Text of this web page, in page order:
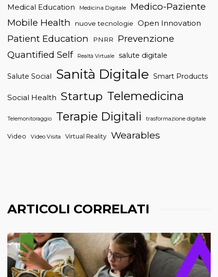
Medical Education Medicina Digitale
Medico-Paziente
Mobile Health
nuove tecnologie Open Innovation
Patient Education PNRR
Prevenzione
Quantified Self
Realtà Virtuale salute digitale
Salute Social Sanità Digitale Smart Products
Social Health Startup Telemedicina
Telemonitoraggio Terapie Digitali trasformazione digitale
Video Video Visita Virtual Reality Wearables
ARTICOLI CORRELATI